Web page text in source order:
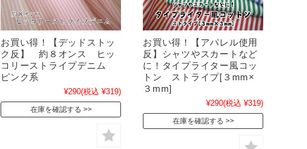
お買い得！【デッドストッ
ク反】 約８オンス ヒッ
コリーストライプデニム
ピンク系
¥290(税込 ¥319)
在庫を確認する
お買い得！【アパレル使用
反】シャツやスカートなど
に！タイプライター風コッ
トン ストライプ[３mm×
３mm]
¥290(税込 ¥319)
在庫を確認する